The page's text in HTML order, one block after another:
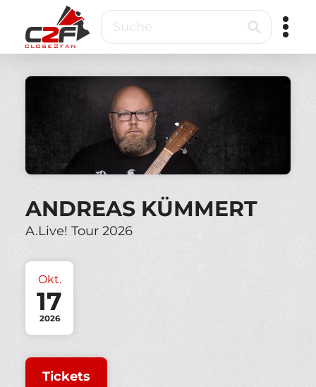
Inhalt
to
ticketing
Suche
ANDREAS KÜMMERT
A.Live! Tour 2026
Okt.
17
2026
Tickets